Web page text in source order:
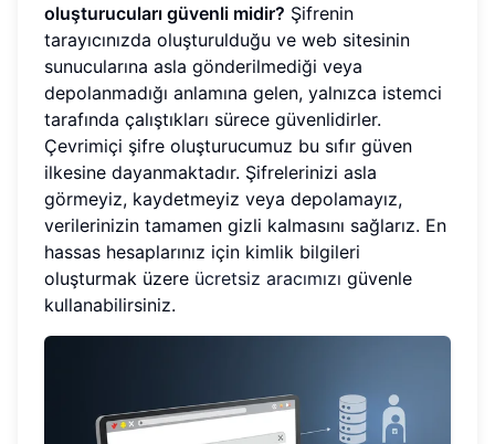
oluşturucuları güvenli midir? Şifrenin
tarayıcınızda oluşturulduğu ve web sitesinin
sunucularına asla gönderilmediği veya
depolanmadığı anlamına gelen, yalnızca istemci
tarafında çalıştıkları sürece güvenlidirler.
Çevrimiçi şifre oluşturucumuz bu sıfır güven
ilkesine dayanmaktadır. Şifrelerinizi asla
görmeyiz, kaydetmeyiz veya depolamayız,
verilerinizin tamamen gizli kalmasını sağlarız. En
hassas hesaplarınız için kimlik bilgileri
oluşturmak üzere ücretsiz aracımızı güvenle
kullanabilirsiniz.